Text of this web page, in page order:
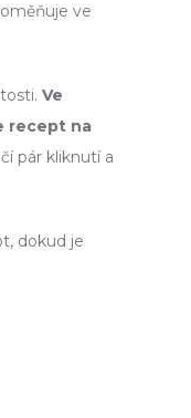
ve
Ve
recept na
pár kliknutí a
dokud je